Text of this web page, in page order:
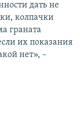
дать не
колпачки
граната
их показания
нет», –